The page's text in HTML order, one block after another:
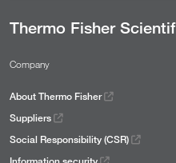
Thermo Fisher
Company
About Thermo Fisher
Suppliers
Social Responsibility (CSR)